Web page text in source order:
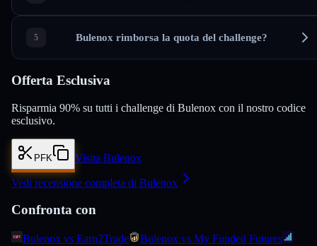
Bulenox rimborsa la quota del challenge?
Offerta Esclusiva
Risparmia 90% su tutti i challenge di Bulenox con il nostro codice
esclusivo.
PFK Visita Bulenox
Vedi recensione completa di Bulenox
Confronta con
Bulenox vs Earn2Trade
Bulenox vs My Funded Futures